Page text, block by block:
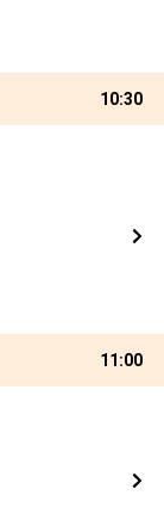
10:30
11:00